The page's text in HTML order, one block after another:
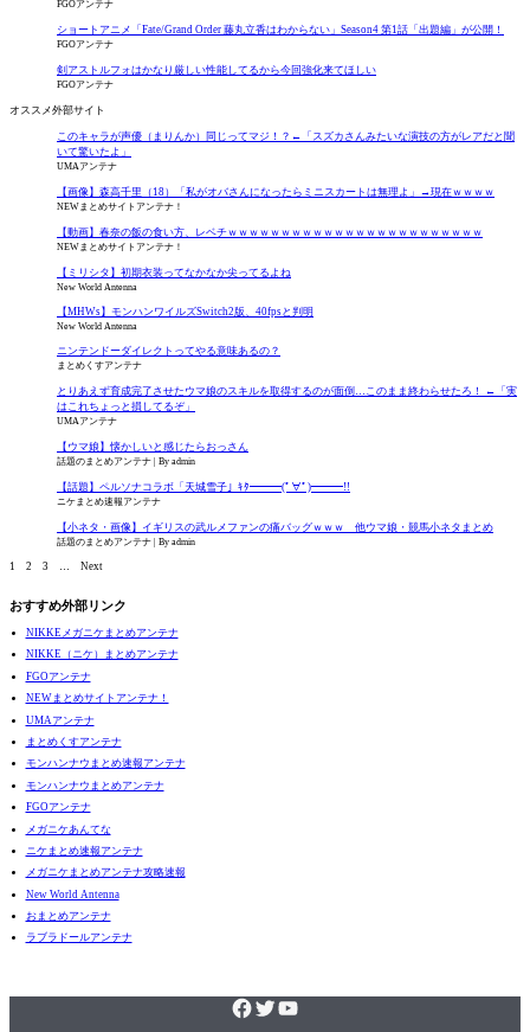
FGOアンテナ
ショートアニメ「Fate/Grand Order 藤丸立香はわからない」Season4 第1話「出題編」が公開！
FGOアンテナ
剣アストルフォはかなり厳しい性能してるから今回強化来てほしい
FGOアンテナ
オススメ外部サイト
このキャラが声優（まりんか）同じってマジ！？←「スズカさんみたいな演技の方がレアだと聞
いて驚いたよ」
UMAアンテナ
【画像】森高千里（18）「私がオバさんになったらミニスカートは無理よ」→現在ｗｗｗｗ
NEWまとめサイトアンテナ！
【動画】春奈の飯の食い方、レベチｗｗｗｗｗｗｗｗｗｗｗｗｗｗｗｗｗｗｗｗｗｗｗｗ
NEWまとめサイトアンテナ！
【ミリシタ】初期衣装ってなかなか尖ってるよね
New World Antenna
【MHWs】モンハンワイルズSwitch2版、40fpsと判明
New World Antenna
ニンテンドーダイレクトってやる意味あるの？
まとめくすアンテナ
とりあえず育成完了させたウマ娘のスキルを取得するのが面倒…このまま終わらせたろ！ ←「実
はこれちょっと損してるぞ」
UMAアンテナ
【ウマ娘】懐かしいと感じたらおっさん
話題のまとめアンテナ By admin
【話題】ペルソナコラボ「天城雪子」ｷﾀ━━━(ﾟ∀ﾟ)━━━!!
ニケまとめ速報アンテナ
【小ネタ・画像】イギリスの武ルメファンの痛バッグｗｗｗ 他ウマ娘・競馬小ネタまとめ
話題のまとめアンテナ By admin
1 2 3 … Next
おすすめ外部リンク
NIKKEメガニケまとめアンテナ
NIKKE（ニケ）まとめアンテナ
FGOアンテナ
NEWまとめサイトアンテナ！
UMAアンテナ
まとめくすアンテナ
モンハンナウまとめ速報アンテナ
モンハンナウまとめアンテナ
FGOアンテナ
メガニケあんてな
ニケまとめ速報アンテナ
メガニケまとめアンテナ攻略速報
New World Antenna
おまとめアンテナ
ラブラドールアンテナ